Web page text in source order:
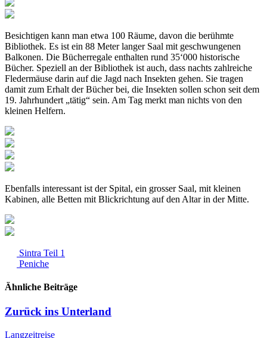
Besichtigen kann man etwa 100 Räume, davon die berühmte
Bibliothek. Es ist ein 88 Meter langer Saal mit geschwungenen
Balkonen. Die Bücherregale enthalten rund 35‘000 historische
Bücher. Speziell an der Bibliothek ist auch, dass nachts zahlreiche
Fledermäuse darin auf die Jagd nach Insekten gehen. Sie tragen
damit zum Erhalt der Bücher bei, die Insekten sollen schon seit dem
19. Jahrhundert „tätig“ sein. Am Tag merkt man nichts von den
kleinen Helfern.
Ebenfalls interessant ist der Spital, ein grosser Saal, mit kleinen
Kabinen, alle Betten mit Blickrichtung auf den Altar in der Mitte.
Sintra Teil 1
Peniche
Ähnliche Beiträge
Zurück ins Unterland
Langzeitreise